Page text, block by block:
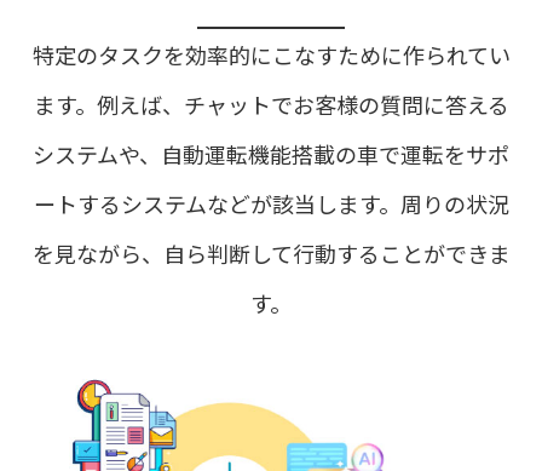
特定のタスクを効率的にこなすために作られてい
ます。例えば、チャットでお客様の質問に答える
システムや、自動運転機能搭載の車で運転をサポ
ートするシステムなどが該当します。周りの状況
を見ながら、自ら判断して行動することができま
す。